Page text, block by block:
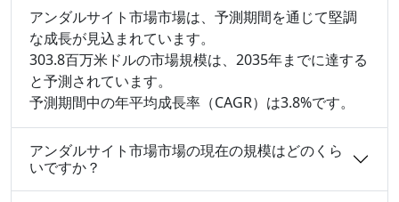
アンダルサイト市場市場は、予測期間を通じて堅調
な成長が見込まれています。
303.8百万米ドルの市場規模は、2035年までに達する
と予測されています。
予測期間中の年平均成長率（CAGR）は3.8%です。
アンダルサイト市場市場の現在の規模はどのくら
いですか？